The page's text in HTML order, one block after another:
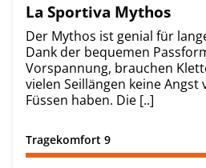
La Sportiva Mythos
Der Mythos ist genial für
Dank der bequemen
Vorspannung, brauchen
vielen Seillängen keine
Füssen haben. Die [..]
Tragekomfort 9